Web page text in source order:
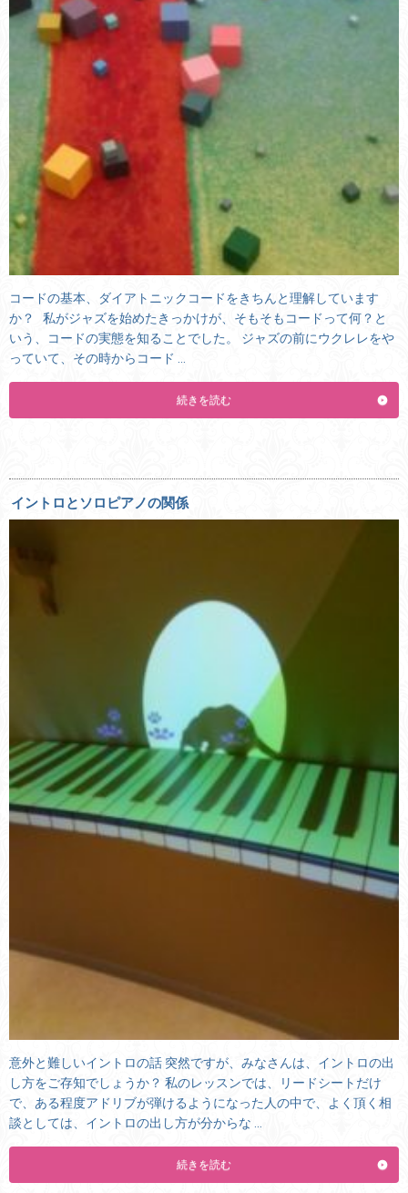
コードの基本、ダイアトニックコードをきちんと理解しています
か？ 私がジャズを始めたきっかけが、そもそもコードって何？と
いう、コードの実態を知ることでした。 ジャズの前にウクレレをや
っていて、その時からコード …
続きを読む
イントロとソロピアノの関係
意外と難しいイントロの話 突然ですが、みなさんは、イントロの出
し方をご存知でしょうか？ 私のレッスンでは、リードシートだけ
で、ある程度アドリブが弾けるようになった人の中で、よく頂く相
談としては、イントロの出し方が分からな …
続きを読む